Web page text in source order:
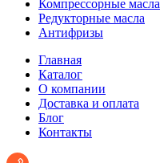
Компрессорные масла
Редукторные масла
Антифризы
Главная
Каталог
О компании
Доставка и оплата
Блог
Контакты